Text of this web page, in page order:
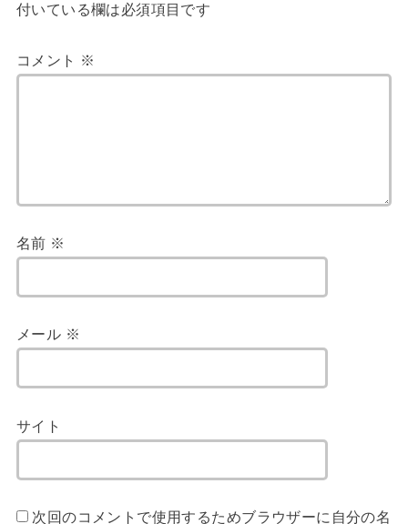
付いている欄は必須項目です
コメント ※
名前 ※
メール ※
サイト
次回のコメントで使用するためブラウザーに自分の名